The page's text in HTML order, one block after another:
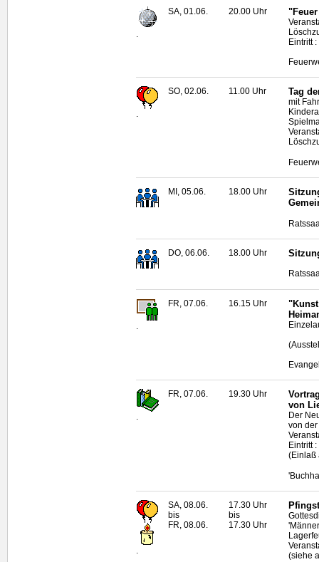
SA, 01.06. 20.00 Uhr
Eintritt
.
SO, 02.06. 11.00 Uhr Tag
mit
MI, 05.06. 18.00 Uhr
DO, 06.06. 18.00 Uhr
FR, 07.06. 16.15 Uhr
.
FR, 07.06. 19.30 Uhr
von
Der
von
Eintritt
(Einlaß
.
SA, 08.06.
bis
FR, 08.06.
17.30 Uhr
bis
17.30 Uhr
(siehe